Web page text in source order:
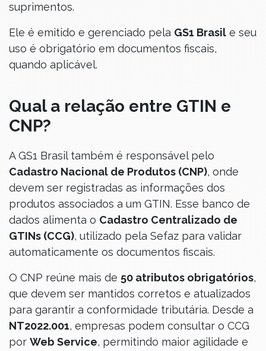
suprimentos.
Ele é emitido e gerenciado pela GS1 Brasil e seu
uso é obrigatório em documentos fiscais,
quando aplicável.
Qual a relação entre GTIN e
CNP?
A GS1 Brasil também é responsável pelo
Cadastro Nacional de Produtos (CNP), onde
devem ser registradas as informações dos
produtos associados a um GTIN. Esse banco de
dados alimenta o Cadastro Centralizado de
GTINs (CCG), utilizado pela Sefaz para validar
automaticamente os documentos fiscais.
O CNP reúne mais de 50 atributos obrigatórios,
que devem ser mantidos corretos e atualizados
para garantir a conformidade tributária. Desde a
NT2022.001, empresas podem consultar o CCG
por Web Service, permitindo maior agilidade e